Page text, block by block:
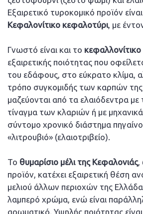
Εξαιρετικό τυροκομικό προϊόν
Κεφαλονίτικο κεφαλοτύρι, με
Γνωστό είναι και το
εξαιρετικής ποιότητας που
του εδάφους, στο εύκρατο κλίμα,
τρόπο συγκομιδής των καρπών της
μαζεύονται από τα ελαιόδεντρα με
τίναγμα των κλαριών ή με
σύντομο χρονικό διάστημα
«λιτρουβιό» (ελαιοτριβείο).
Το θυμαρίσιο μέλι της Κεφαλονιάς,
προϊόν, κατέχει εξαιρετική θέση
μελιού άλλων περιοχών της
λαμπερό χρώμα, ενώ είναι
αρωματικό. Υψηλής ποιότητας